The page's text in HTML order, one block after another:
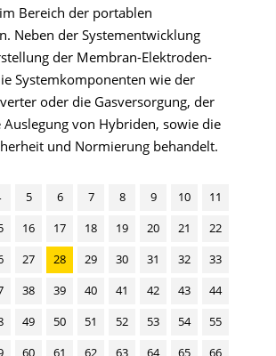
Bereich der portablen
Neben der Systementwicklung
der Membran-Elektroden-
Systemkomponenten wie der
oder die Gasversorgung, der
von Hybriden, sowie die
und Normierung behandelt.
5 6 7 8 9 10
11
16 17 18 19 20 21
22
27 28 29 30 31 32
33
38 39 40 41 42 43
44
49 50 51 52 53 54
55
60 61 62 63 64 65
66